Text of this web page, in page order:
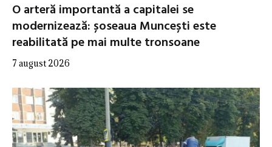
O arteră importantă a capitalei se
modernizează: șoseaua Muncești este
reabilitată pe mai multe tronsoane
7 august 2026